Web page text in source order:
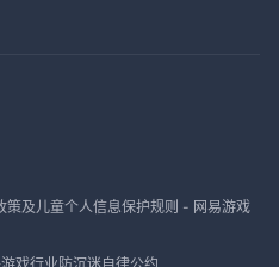
策及儿童个人信息保护规则 - 网易游戏